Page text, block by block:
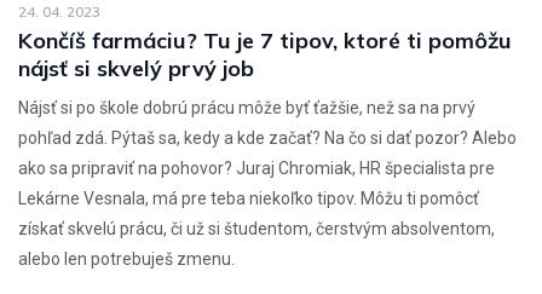
24. 04. 2023
Končíš farmáciu? Tu je 7 tipov, ktoré ti pomôžu
nájsť si skvelý prvý job
Nájsť si po škole dobrú prácu môže byť ťažšie, než sa na prvý
pohľad zdá. Pýtaš sa, kedy a kde začať? Na čo si dať pozor? Alebo
ako sa pripraviť na pohovor? Juraj Chromiak, HR špecialista pre
Lekárne Vesnala, má pre teba niekoľko tipov. Môžu ti pomôcť
získať skvelú prácu, či už si študentom, čerstvým absolventom,
alebo len potrebuješ zmenu.